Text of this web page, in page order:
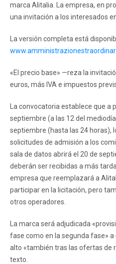
marca Alitalia. La empresa, en
una invitación a los interesados
La versión completa está
«El precio base» —reza la
euros, más IVA e impuestos
La convocatoria establece que
septiembre (a las 12 del
septiembre (hasta las 24 horas),
solicitudes de admisión a los
sala de datos abrirá el 20 de
deberán ser recibidas a más
empresa que reemplazará a
participar en la licitación, pero
otros operadores.
La marca será adjudicada
fase como en la segunda fase»
alto «también tras las ofertas de
texto.